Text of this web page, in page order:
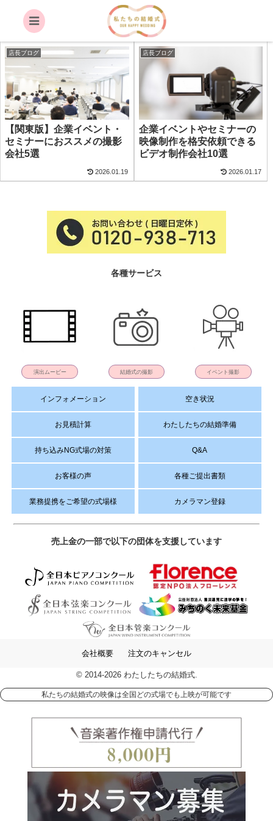
千葉
店長ブログ
【関東版】企業イベント・
セミナーにおススメの撮影
会社5選
2026.01.19
店長ブログ
企業イベントやセミナーの
映像制作を格安依頼できる
ビデオ制作会社10選
2026.01.17
各種サービス
演出ムービー 結婚式の撮影 イベント撮影
インフォメーション 空き状況
お見積計算 わたしたちの結婚準備
持ち込みNG式場の対策 Q&A
お客様の声 各種ご提出書類
業務提携をご希望の式場様 カメラマン登録
売上金の一部で以下の団体を支援しています
会社概要 注文のキャンセル
© 2014-2026 わたしたちの結婚式.
私たちの結婚式の映像は全国どの式場でも上映が可能です